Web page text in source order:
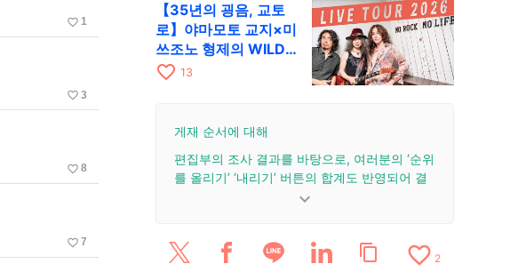
favorite_border 1
favorite_border 3
favorite_border 8
favorite_border 7
【35년의 굉음, 교토
로】야마모토 교지×미
쓰조노 형제의 WILD
FLAG가 8월 6일 RAG
favorite_border 13
게재 순서에 대해
편집부의 조사 결과를 바탕으로, 여러분의 ‘순위
를 올리기’ ‘내리기’ 버튼의 합계도 반영되어 결
2026/5/22: 리뷰 3건을 추가·업데이트.
keyboard_arrow_down
content_copy favorite_border 2